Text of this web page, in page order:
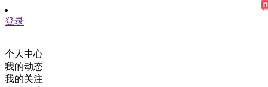
登录
个人中心
我的动态
我的关注